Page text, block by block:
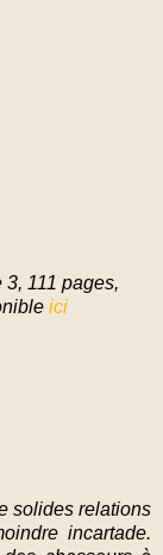
111 pages,
ici
solides relations
incartade.